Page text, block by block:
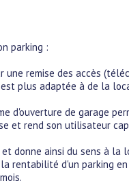
parking :
remise des accès
plus adaptée à de la
d'ouverture de garage
et rend son utilisateur
donne ainsi du sens à la
rentabilité d'un parking